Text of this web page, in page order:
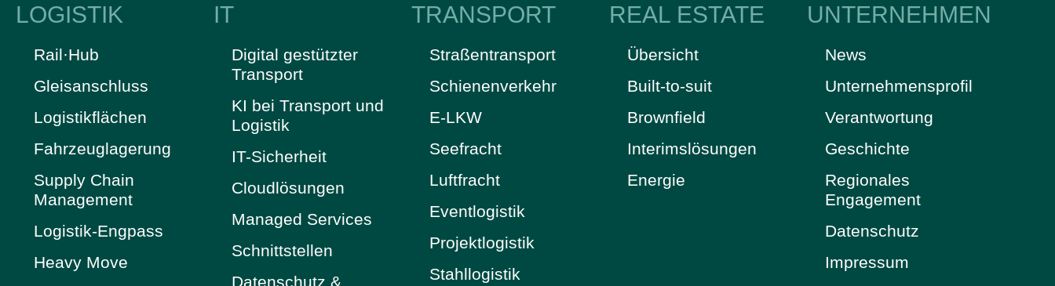
LOGISTIK
Rail·Hub
Gleisanschluss
Logistikflächen
Fahrzeuglagerung
Supply Chain
Management
Logistik-Engpass
Heavy Move
IT
Digital gestützter
Transport
KI bei Transport und
Logistik
IT-Sicherheit
Cloudlösungen
Managed Services
Schnittstellen
Datenschutz &
TRANSPORT
Straßentransport
Schienenverkehr
E-LKW
Seefracht
Luftfracht
Eventlogistik
Projektlogistik
Stahllogistik
REAL ESTATE
Übersicht
Built-to-suit
Brownfield
Interimslösungen
Energie
UNTERNEHMEN
News
Unternehmensprofil
Verantwortung
Geschichte
Regionales
Engagement
Datenschutz
Impressum